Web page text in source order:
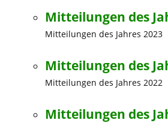
Mitteilungen des
Mitteilungen des Jahres 2023
Mitteilungen des
Mitteilungen des Jahres 2022
Mitteilungen des